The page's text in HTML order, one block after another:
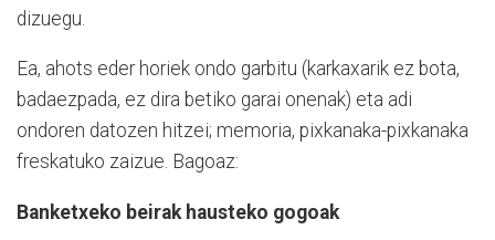
dizuegu.
Ea, ahots eder horiek ondo garbitu (karkaxarik ez bota,
badaezpada, ez dira betiko garai onenak) eta adi
ondoren datozen hitzei; memoria, pixkanaka-pixkanaka
freskatuko zaizue. Bagoaz:
Banketxeko beirak hausteko gogoak